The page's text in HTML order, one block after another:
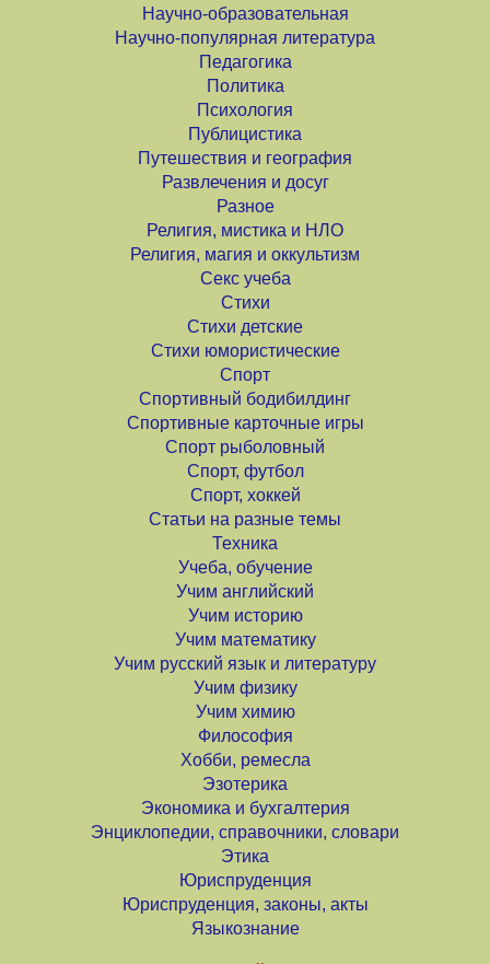
Научно-образовательная
Научно-популярная литература
Педагогика
Политика
Психология
Публицистика
Путешествия и география
Развлечения и досуг
Разное
Религия, мистика и НЛО
Религия, магия и оккультизм
Секс учеба
Стихи
Стихи детские
Стихи юмористические
Спорт
Спортивный бодибилдинг
Спортивные карточные игры
Спорт рыболовный
Спорт, футбол
Спорт, хоккей
Статьи на разные темы
Техника
Учеба, обучение
Учим английский
Учим историю
Учим математику
Учим русский язык и литературу
Учим физику
Учим химию
Философия
Хобби, ремесла
Эзотерика
Экономика и бухгалтерия
Энциклопедии, справочники, словари
Этика
Юриспруденция
Юриспруденция, законы, акты
Языкознание